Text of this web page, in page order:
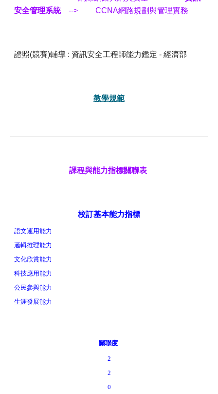
安全管理系統--> CCNA網路規劃與管理實務
證照(競賽)輔導 : 資訊安全工程師能力鑑定 - 經濟部
教學規範
課程與能力指標關聯表
校訂基本能力指標
語文運用能力
邏輯推理能力
文化欣賞能力
科技應用能力
公民參與能力
生涯發展能力
關聯度
2
2
0